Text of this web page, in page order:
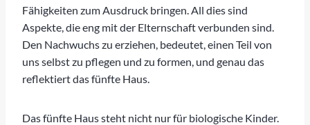
Fähigkeiten zum Ausdruck bringen. All dies sind
Aspekte, die eng mit der Elternschaft verbunden sind.
Den Nachwuchs zu erziehen, bedeutet, einen Teil von
uns selbst zu pflegen und zu formen, und genau das
reflektiert das fünfte Haus.
Das fünfte Haus steht nicht nur für biologische Kinder.